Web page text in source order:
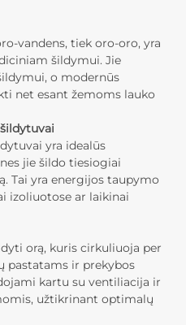
vandens, tiek oro-oro, yra
šildymui. Jie
o modernūs
net esant žemoms lauko
yra idealūs
jie šildo tiesiogiai
Tai yra energijos taupymo
izoliuotose ar laikinai
orą, kuris cirkuliuoja per
pastatams ir prekybos
kartu su ventiliacija ir
užtikrinant optimalų